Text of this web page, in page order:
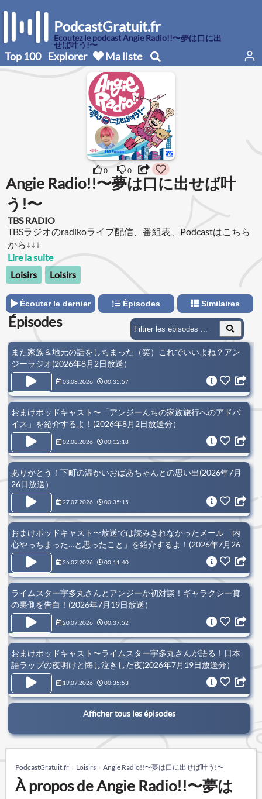
PodcastGratuit.fr
Écoutez le podcast Angie Radio!!〜夢は口に出
せば叶う!〜
Top 100 Explorer Ma liste
0 0
Angie Radio!!〜夢は口に出せば叶
う!〜
TBS RADIO
TBSラジオのradikoライブ配信、番組表、Podcastはこちら
から↓↓↓
Lire la suite
Loisirs
Loisirs
Écouter le dernier Épisodes Similaires
Épisodes
また家族＆地元の話をしちまった（笑）これでいいよね？アン
ジーラジオ(2026年8月2日放送）
03.08.2026 00:35:57
おまけポッドキャスト〜「アンジーんちの家族旅行へのアドバ
イス」を紹介するよ！(2026年8月2日放送分）
02.08.2026 00:12:18
ありがとう！下町の温かいおばあちゃんとの思い出(2026年7月
26日放送）
27.07.2026 00:35:15
おまけポッドキャスト〜放送では読みきれなかったメール「内
心やっちまった…と思ったこと」を紹介するよ！(2026年7月26
日放送分）
26.07.2026 00:11:40
ライムスター宇多丸さんとアンジーが初対談！ギャラクシー賞
の裏側を告白！(2026年7月19日放送）
20.07.2026 00:37:52
おまけポッドキャスト〜ライムスター宇多丸さんが語る！日本
語ラップの夜明けと悔し泣きした夜(2026年7月19日放送分）
19.07.2026 00:35:53
Afficher tous les épisodes
PodcastGratuit.fr Loisirs Angie Radio!!〜夢は口に出せば叶う!〜
À propos de Angie Radio!!〜夢は